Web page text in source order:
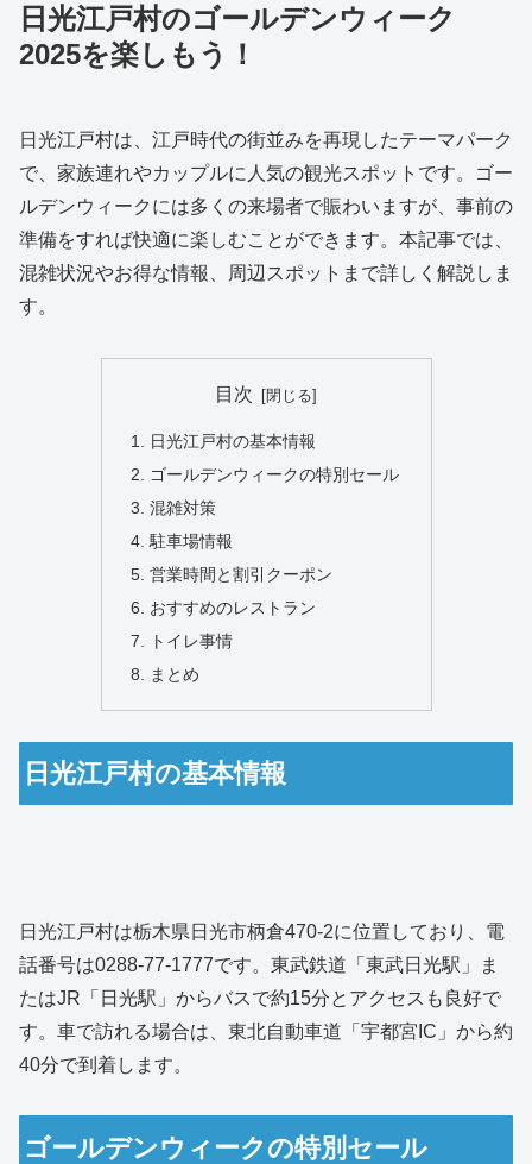
日光江戸村のゴールデンウィーク
2025を楽しもう！
日光江戸村は、江戸時代の街並みを再現したテーマパーク
で、家族連れやカップルに人気の観光スポットです。ゴー
ルデンウィークには多くの来場者で賑わいますが、事前の
準備をすれば快適に楽しむことができます。本記事では、
混雑状況やお得な情報、周辺スポットまで詳しく解説しま
す。
目次
日光江戸村の基本情報
ゴールデンウィークの特別セール
混雑対策
駐車場情報
営業時間と割引クーポン
おすすめのレストラン
トイレ事情
まとめ
日光江戸村の基本情報
日光江戸村は栃木県日光市柄倉470-2に位置しており、電
話番号は0288-77-1777です。東武鉄道「東武日光駅」ま
たはJR「日光駅」からバスで約15分とアクセスも良好で
す。車で訪れる場合は、東北自動車道「宇都宮IC」から約
40分で到着します。
ゴールデンウィークの特別セール